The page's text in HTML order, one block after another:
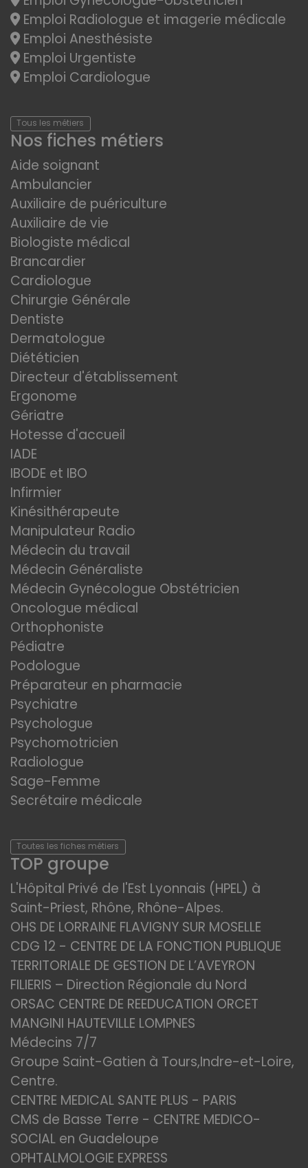
Emploi Radiologue et imagerie médicale
Emploi Anesthésiste
Emploi Urgentiste
Emploi Cardiologue
Tous les métiers
Nos fiches métiers
Aide soignant
Ambulancier
Auxiliaire de puériculture
Auxiliaire de vie
Biologiste médical
Brancardier
Cardiologue
Chirurgie Générale
Dentiste
Dermatologue
Diététicien
Directeur d'établissement
Ergonome
Gériatre
Hotesse d'accueil
IADE
IBODE et IBO
Infirmier
Kinésithérapeute
Manipulateur Radio
Médecin du travail
Médecin Généraliste
Médecin Gynécologue Obstétricien
Oncologue médical
Orthophoniste
Pédiatre
Podologue
Préparateur en pharmacie
Psychiatre
Psychologue
Psychomotricien
Radiologue
Sage-Femme
Secrétaire médicale
Toutes les fiches métiers
TOP groupe
L'Hôpital Privé de l'Est Lyonnais (HPEL) à
Saint-Priest, Rhône, Rhône-Alpes.
OHS DE LORRAINE FLAVIGNY SUR MOSELLE
CDG 12 - CENTRE DE LA FONCTION PUBLIQUE
TERRITORIALE DE GESTION DE L’AVEYRON
FILIERIS – Direction Régionale du Nord
ORSAC CENTRE DE REEDUCATION ORCET
MANGINI HAUTEVILLE LOMPNES
Médecins 7/7
Groupe Saint-Gatien à Tours,Indre-et-Loire,
Centre.
CENTRE MEDICAL SANTE PLUS - PARIS
CMS de Basse Terre - CENTRE MEDICO-
SOCIAL en Guadeloupe
OPHTALMOLOGIE EXPRESS